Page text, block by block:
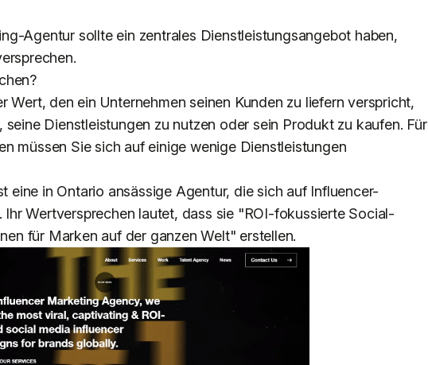
Agentur sollte ein zentrales Dienstleistungsangebot haben,
Wert, den ein Unternehmen seinen Kunden zu liefern verspricht,
Dienstleistungen zu nutzen oder sein Produkt zu kaufen. Für
müssen Sie sich auf einige wenige Dienstleistungen
eine in Ontario ansässige Agentur, die sich auf Influencer-
Ihr Wertversprechen lautet, dass sie "ROI-fokussierte Social-
für Marken auf der ganzen Welt" erstellen.